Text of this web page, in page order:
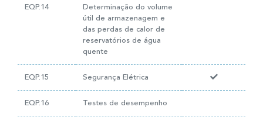
EQP.14
Determinação do volume
útil de armazenagem e
das perdas de calor de
reservatórios de água
quente
EQP.15 Segurança Elétrica
EQP.16 Testes de desempenho